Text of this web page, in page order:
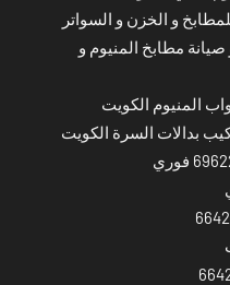
و الخزن و السواتر
مطابخ المنيوم و
المنيوم الكويت
بدالات السرة الكويت